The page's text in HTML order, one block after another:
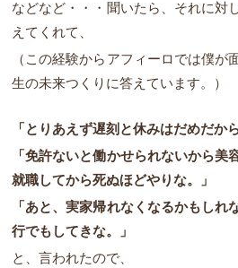
などなど・・・聞いたら、それに対
えてくれて、
（この経験からアフィーロでは僕が
生の未来つくりに答えています。）
「とりあえず遅刻と休みはだめだか
「免許ないと働かせられないから美
就職してから死ぬほどやりな。」
「あと、実家帰れなくなるかもしれ
行でもしてきな。」
と、言われたので、